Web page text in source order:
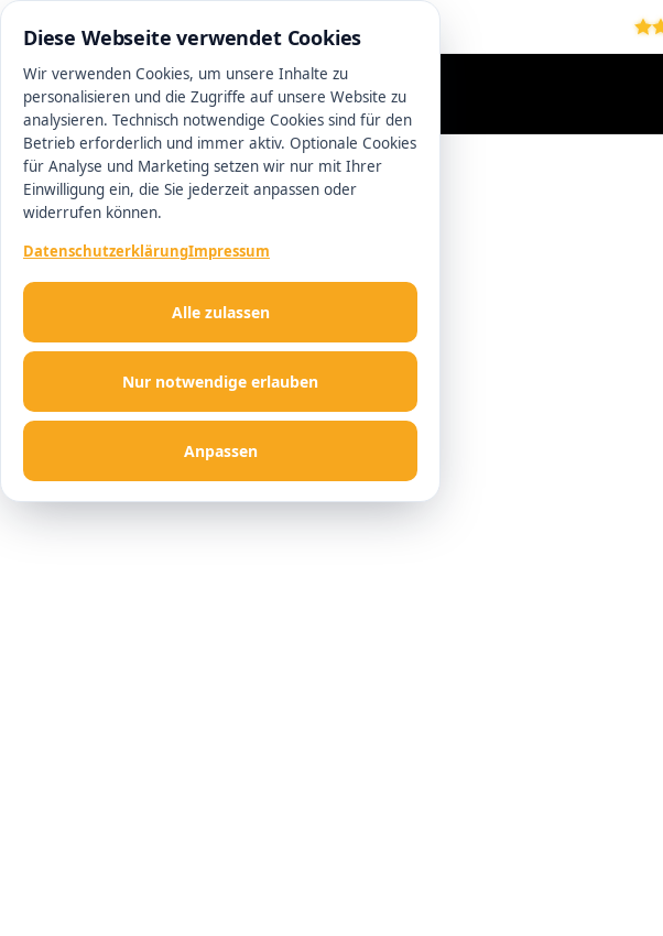
0511 13221100
Diese Webseite verwendet Cookies
Wir verwenden Cookies, um unsere Inhalte zu
personalisieren und die Zugriffe auf unsere Website zu
analysieren. Technisch notwendige Cookies sind für den
Betrieb erforderlich und immer aktiv. Optionale Cookies
für Analyse und Marketing setzen wir nur mit Ihrer
Einwilligung ein, die Sie jederzeit anpassen oder
widerrufen können.
DatenschutzerklärungImpressum
Nur notwendige erlauben
Anpassen
Alle zulassen